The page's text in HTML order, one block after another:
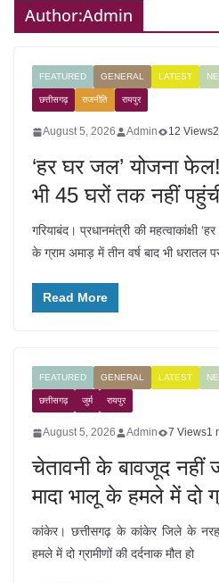
Author:Admin
FEATURED GENERAL LATEST
छत्तीसगढ़ राजनीति रायपुर
August 5, 2026 Admin 12 Views
‘हर घर जल’ योजना
भी 45 घरों तक नहीं
गरियाबंद। प्रधानमंत्री की महत्वाकांक्षी
के ग्राम अमाड़ में तीन वर्ष बाद भी धरातल
Read More
FEATURED GENERAL LATEST
छत्तीसगढ़ जुर्म रायपुर
August 5, 2026 Admin 7 Views1
चेतावनी के बावजूद नहीं
मादा भालू के हमले में दो
कांकेर। छत्तीसगढ़ के कांकेर जिले के
हमले में दो ग्रामीणों की दर्दनाक मौत हो